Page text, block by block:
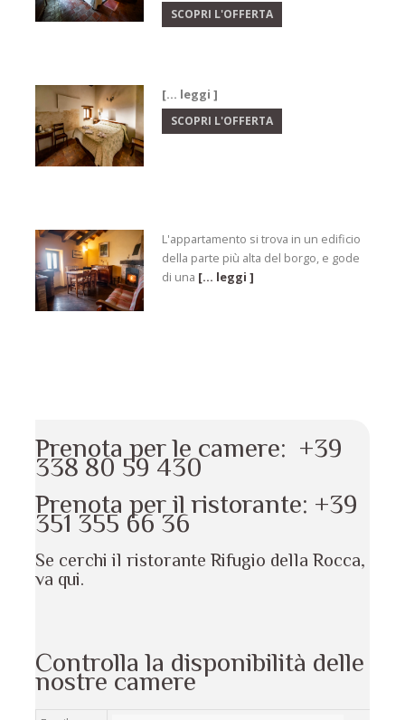
SCOPRI L'OFFERTA
[... leggi ]
SCOPRI L'OFFERTA
L'appartamento si trova in un edificio
della parte più alta del borgo, e gode
di una [... leggi ]
Prenota per le camere: +39
338 80 59 430
Prenota per il ristorante: +39
351 355 66 36
Se cerchi il ristorante Rifugio della Rocca,
va qui.
Controlla la disponibilità delle
nostre camere